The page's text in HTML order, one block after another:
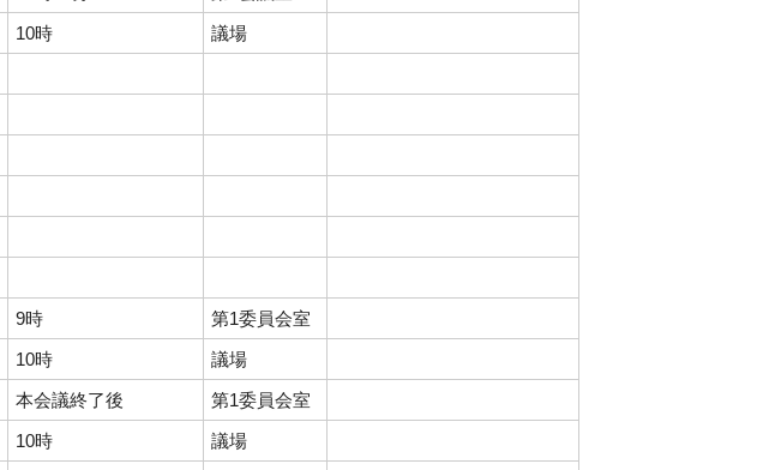
10時
議場
9時
第1委員会室
10時
議場
本会議終了後
第1委員会室
10時
議場